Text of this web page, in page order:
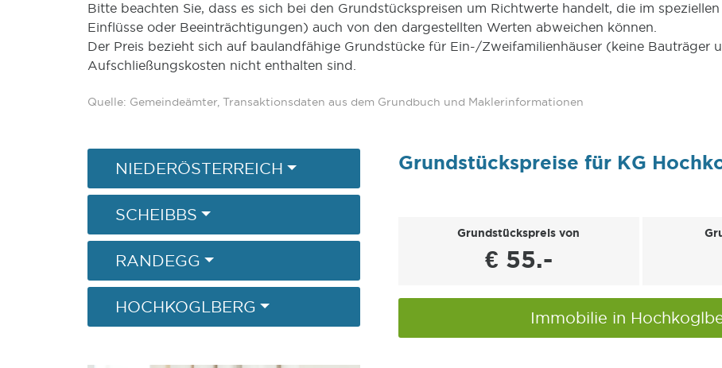
Bitte beachten Sie, dass es sich bei den Grundstückspreisen um Richtwerte handelt, die im
Einflüsse oder Beeinträchtigungen) auch von den dargestellten Werten abweichen können.
Der Preis bezieht sich auf baulandfähige Grundstücke für Ein-/Zweifamilienhäuser (keine Bauträger
Aufschließungskosten nicht enthalten sind.
Quelle: Gemeindeämter, Transaktionsdaten aus dem Grundbuch und Maklerinformationen
NIEDERÖSTERREICH
SCHEIBBS
RANDEGG
HOCHKOGLBERG
Grundstückspreise für KG
Grundstückspreis von
€ 55.-
Immobilie in